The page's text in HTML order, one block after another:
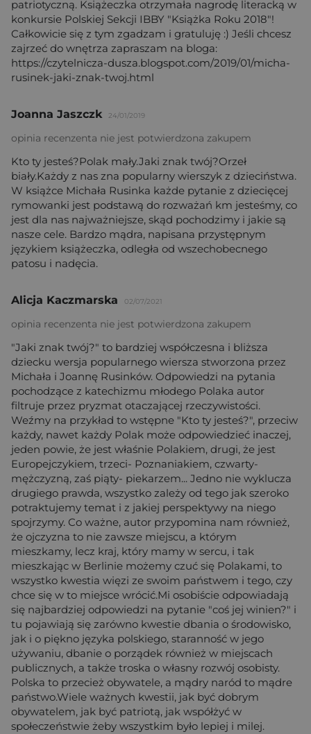
patriotyczną. Książeczka otrzymała nagrodę literacką w
konkursie Polskiej Sekcji IBBY "Książka Roku 2018"!
Całkowicie się z tym zgadzam i gratuluję :) Jeśli chcesz
zajrzeć do wnętrza zapraszam na bloga:
https://czytelnicza-dusza.blogspot.com/2019/01/micha-
rusinek-jaki-znak-twoj.html
Joanna Jaszczk 24/01/2019
opinia recenzenta nie jest potwierdzona zakupem
Kto ty jesteś?Polak mały.Jaki znak twój?Orzeł
biały.Każdy z nas zna popularny wierszyk z dzieciństwa.
W książce Michała Rusinka każde pytanie z dziecięcej
rymowanki jest podstawą do rozważań km jesteśmy, co
jest dla nas najważniejsze, skąd pochodzimy i jakie są
nasze cele. Bardzo mądra, napisana przystępnym
językiem książeczka, odległa od wszechobecnego
patosu i nadęcia.
Alicja Kaczmarska 02/07/2021
opinia recenzenta nie jest potwierdzona zakupem
"Jaki znak twój?" to bardziej współczesna i bliższa
dziecku wersja popularnego wiersza stworzona przez
Michała i Joannę Rusinków. Odpowiedzi na pytania
pochodzące z katechizmu młodego Polaka autor
filtruje przez pryzmat otaczającej rzeczywistości.
Weźmy na przykład to wstępne "Kto ty jesteś?", przeciw
każdy, nawet każdy Polak może odpowiedzieć inaczej,
jeden powie, że jest właśnie Polakiem, drugi, że jest
Europejczykiem, trzeci- Poznaniakiem, czwarty-
mężczyzną, zaś piąty- piekarzem... Jedno nie wyklucza
drugiego prawda, wszystko zależy od tego jak szeroko
potraktujemy temat i z jakiej perspektywy na niego
spojrzymy. Co ważne, autor przypomina nam również,
że ojczyzna to nie zawsze miejscu, a którym
mieszkamy, lecz kraj, który mamy w sercu, i tak
mieszkając w Berlinie możemy czuć się Polakami, to
wszystko kwestia więzi ze swoim państwem i tego, czy
chce się w to miejsce wrócić.Mi osobiście odpowiadają
się najbardziej odpowiedzi na pytanie "coś jej winien?" i
tu pojawiają się zarówno kwestie dbania o środowisko,
jak i o piękno języka polskiego, staranność w jego
używaniu, dbanie o porządek również w miejscach
publicznych, a także troska o własny rozwój osobisty.
Polska to przecież obywatele, a mądry naród to mądre
państwo.Wiele ważnych kwestii, jak być dobrym
obywatelem, jak być patriotą, jak współżyć w
społeczeństwie żeby wszystkim było lepiej i milej.